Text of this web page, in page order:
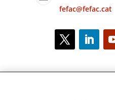
fefac@fefac.cat